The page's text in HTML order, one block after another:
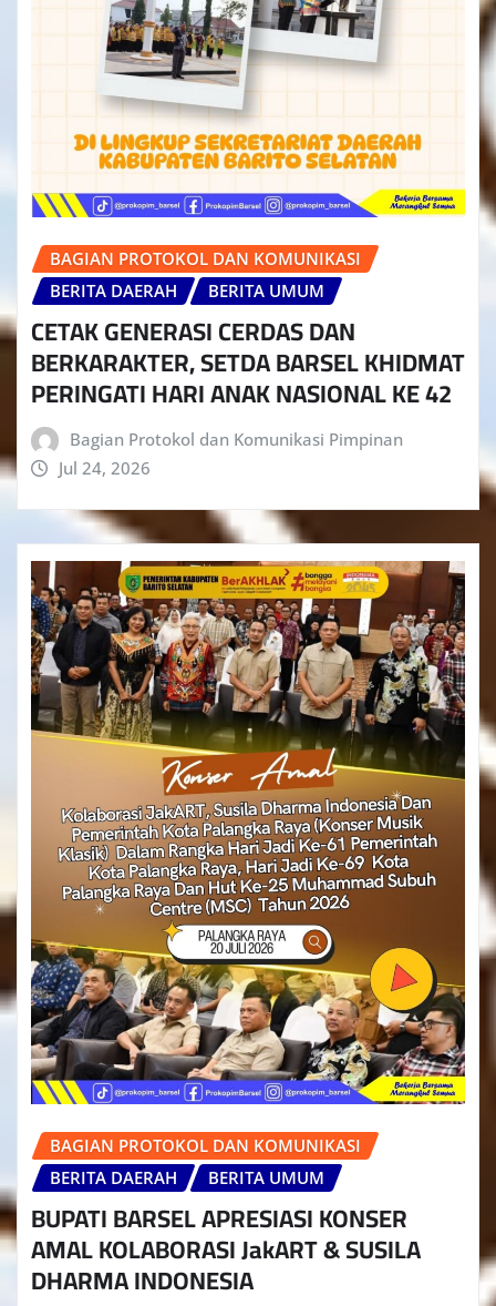
BAGIAN PROTOKOL DAN KOMUNIKASI
BERITA DAERAH
BERITA UMUM
CETAK GENERASI CERDAS DAN
BERKARAKTER, SETDA BARSEL KHIDMAT
PERINGATI HARI ANAK NASIONAL KE 42
Bagian Protokol dan Komunikasi Pimpinan
Jul 24, 2026
BAGIAN PROTOKOL DAN KOMUNIKASI
BERITA DAERAH
BERITA UMUM
BUPATI BARSEL APRESIASI KONSER
AMAL KOLABORASI JakART & SUSILA
DHARMA INDONESIA